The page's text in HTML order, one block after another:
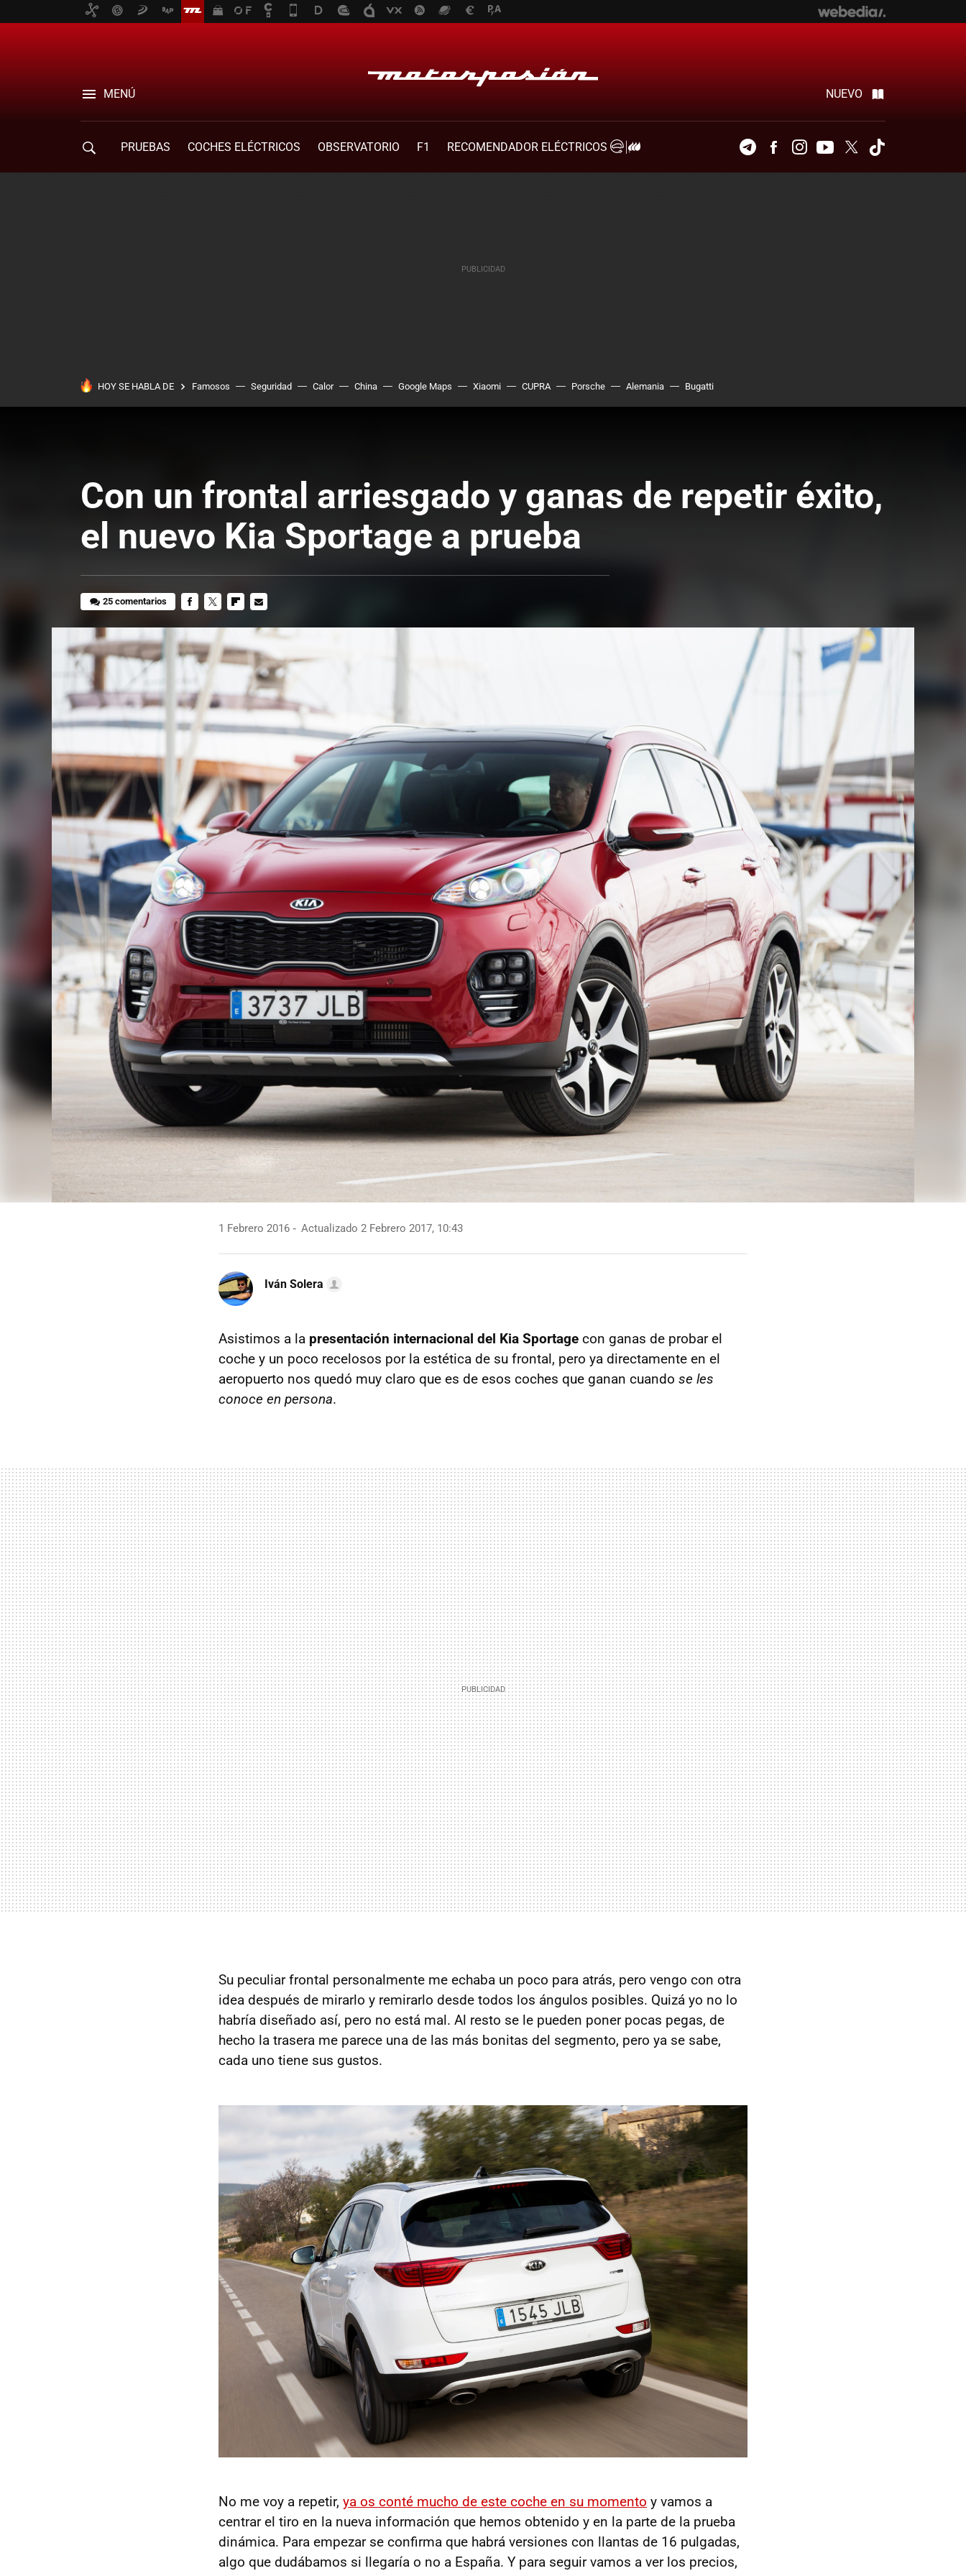
MENÚ NUEVO
PRUEBAS COCHES ELÉCTRICOS OBSERVATORIO F1
RECOMENDADOR ELÉCTRICOS
TelegramFacebookInstagramYoutubeTwitter
HOY SE HABLA DE Famosos Seguridad Calor China Google Maps Xiaomi CUPRA Porsche Alemania Bugatti
Con un frontal arriesgado y ganas de repetir éxito,
el nuevo Kia Sportage a prueba
25 comentarios
MAIL
1 Febrero 2016 Actualizado 2 Febrero 2017, 10:43
Iván Solera
Asistimos a la presentación internacional del Kia Sportage con ganas de probar el
coche y un poco recelosos por la estética de su frontal, pero ya directamente en el
aeropuerto nos quedó muy claro que es de esos coches que ganan cuando se les
conoce en persona.
Su peculiar frontal personalmente me echaba un poco para atrás, pero vengo con otra
idea después de mirarlo y remirarlo desde todos los ángulos posibles. Quizá yo no lo
habría diseñado así, pero no está mal. Al resto se le pueden poner pocas pegas, de
hecho la trasera me parece una de las más bonitas del segmento, pero ya se sabe,
cada uno tiene sus gustos.
No me voy a repetir, ya os conté mucho de este coche en su momento y vamos a
centrar el tiro en la nueva información que hemos obtenido y en la parte de la prueba
dinámica. Para empezar se confirma que habrá versiones con llantas de 16 pulgadas,
algo que dudábamos si llegaría o no a España. Y para seguir vamos a ver los precios,